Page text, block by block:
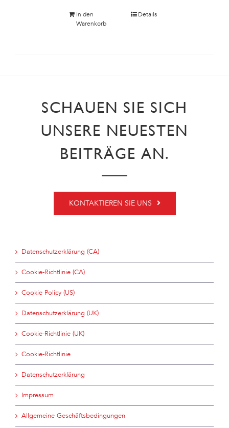
In den
Warenkorb
Details
SCHAUEN SIE SICH
UNSERE NEUESTEN
BEITRÄGE AN.
KONTAKTIEREN SIE UNS
Datenschutzerklärung (CA)
Cookie-Richtlinie (CA)
Cookie Policy (US)
Datenschutzerklärung (UK)
Cookie-Richtlinie (UK)
Cookie-Richtlinie
Datenschutzerklärung
Impressum
Allgemeine Geschäftsbedingungen